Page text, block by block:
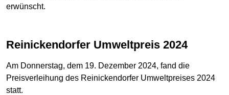
erwünscht.
Reinickendorfer Umweltpreis 2024
Am Donnerstag, dem 19. Dezember 2024, fand die
Preisverleihung des Reinickendorfer Umweltpreises 2024
statt.